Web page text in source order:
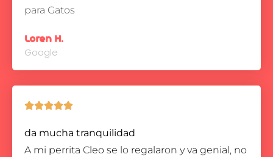
para Gatos
Loren H.
Google

da mucha tranquilidad
A mi perrita Cleo se lo regalaron y va genial, no